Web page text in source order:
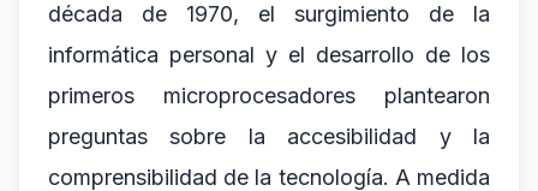
década de 1970, el surgimiento de la
informática personal y el desarrollo de los
primeros microprocesadores plantearon
preguntas sobre la accesibilidad y la
comprensibilidad de la tecnología. A medida